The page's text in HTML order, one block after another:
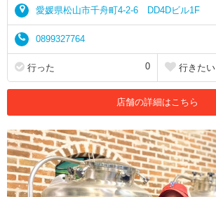
愛媛県松山市千舟町4-2-6 DD4Dビル1F
0899327764
行った 0 行きたい
店舗の詳細はこちら